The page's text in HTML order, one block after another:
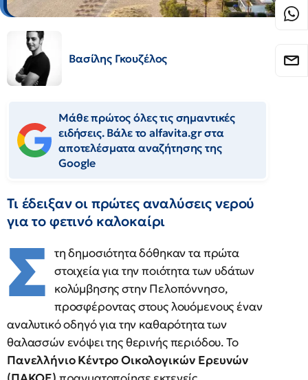
Βασίλης Γκουζέλος
Μάθε πρώτος όλες τις σημαντικές
ειδήσεις. Βάλε το alfavita.gr στα
αποτελέσματα αναζήτησης της
Google
Τι έδειξαν οι πρώτες αναλύσεις νερού
για το φετινό καλοκαίρι
Σ τη δημοσιότητα δόθηκαν τα πρώτα
στοιχεία για την ποιότητα των υδάτων
κολύμβησης στην Πελοπόννησο,
προσφέροντας στους λουόμενους έναν
αναλυτικό οδηγό για την καθαρότητα των
θαλασσών ενόψει της θερινής περιόδου. Το
Πανελλήνιο Κέντρο Οικολογικών Ερευνών